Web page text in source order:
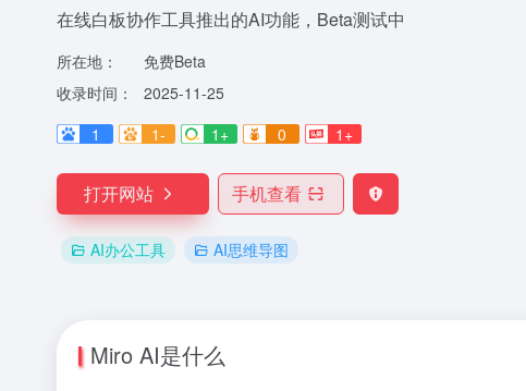
在线白板协作工具推出的AI功能，Beta测试中
所在地：
免费Beta
收录时间：
2025-11-25
1
1- 1+ 0 1+
打开网站 手机查看
AI办公工具 AI思维导图
Miro AI是什么